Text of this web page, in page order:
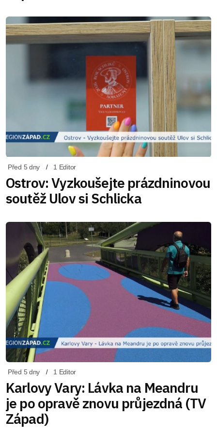
Před 5 dny 1 Editor
Ostrov: Vyzkoušejte prázdninovou
soutěž Ulov si Schlicka
Před 5 dny 1 Editor
Karlovy Vary: Lávka na Meandru
je po opravě znovu průjezdná (TV
Západ)